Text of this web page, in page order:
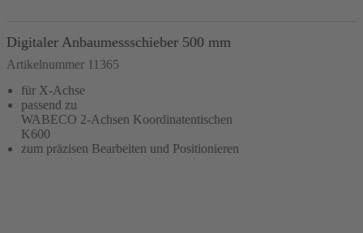
Digitaler Anbaumessschieber 500 mm
Artikelnummer 11365
für X-Achse
passend zu
WABECO 2-Achsen Koordinatentischen
K600
zum präzisen Bearbeiten und Positionieren